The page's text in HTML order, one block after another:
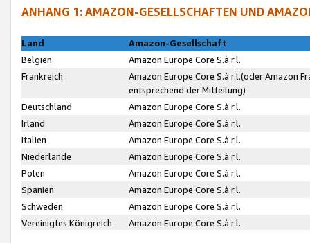
ANHANG 1: AMAZON-GESELLSCHAFTEN UND
Land
Amazon-Gesellschaft
Belgien
Amazon Europe Core S.à r.l.
Frankreich
Amazon Europe Core S.à r.l.(oder Amazon
entsprechend der Mitteilung)
Deutschland
Amazon Europe Core S.à r.l.
Irland
Amazon Europe Core S.à r.l.
Italien
Amazon Europe Core S.à r.l.
Niederlande
Amazon Europe Core S.à r.l.
Polen
Amazon Europe Core S.à r.l.
Spanien
Amazon Europe Core S.à r.l.
Schweden
Amazon Europe Core S.à r.l.
Vereinigtes Königreich
Amazon Europe Core S.à r.l.